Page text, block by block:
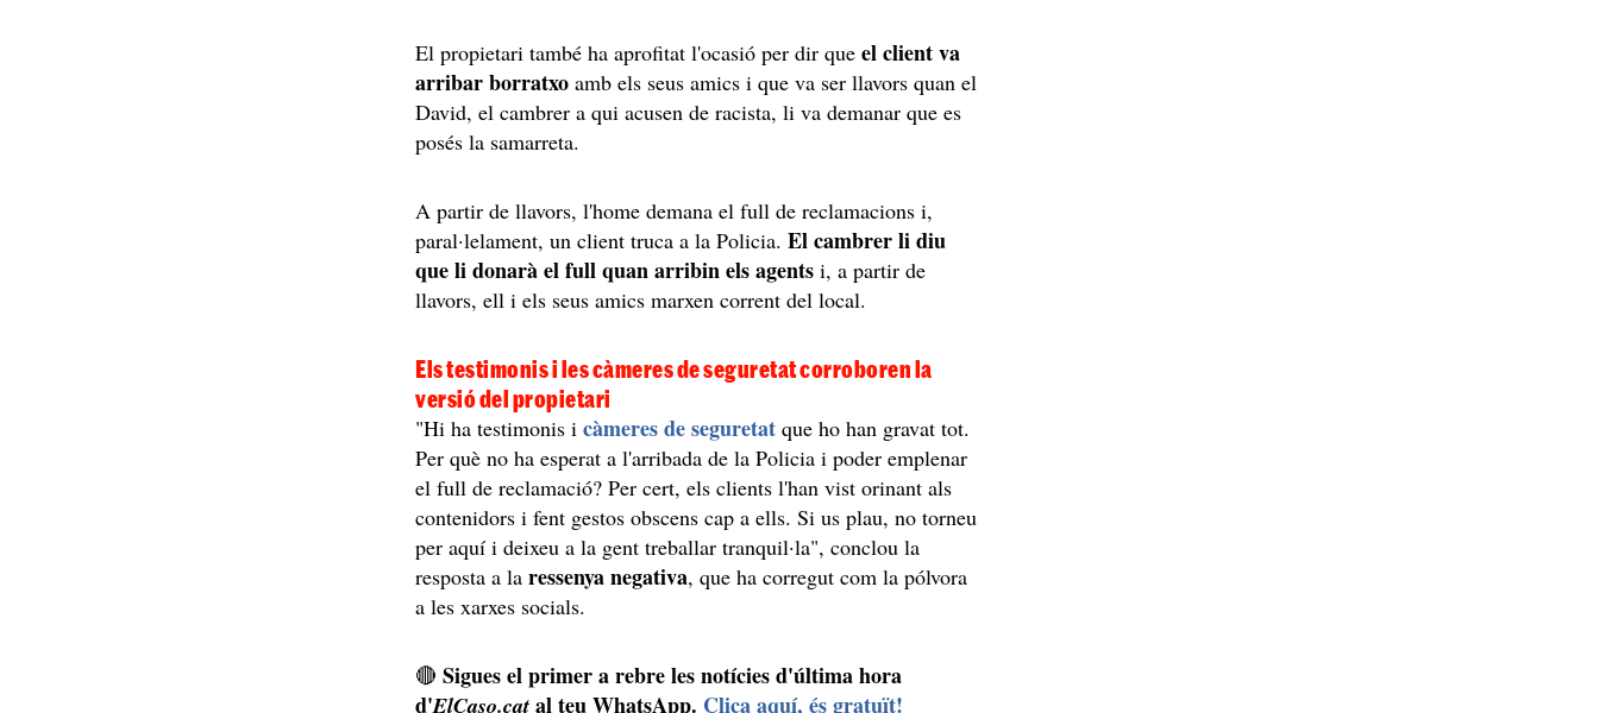
El propietari també ha aprofitat l'ocasió per dir queel client va
arribar borratxo amb els seus amics i que va ser llavors quan el
David, el cambrer a qui acusen de racista, li va demanar que es
posés la samarreta.
A partir de llavors, l'home demana el full de reclamacions i,
paral·lelament, un client truca a la Policia. El cambrer li diu
que li donarà el full quan arribin els agents i, a partir de
llavors, ell i els seus amics marxen corrent del local.
Els testimonis i les càmeres de seguretat corroboren la
versió del propietari
"Hi ha testimonis i càmeres de seguretat que ho han gravat tot.
Per què no ha esperat a l'arribada de la Policia i poder emplenar
el full de reclamació? Per cert, els clients l'han vist orinant als
contenidors i fent gestos obscens cap a ells. Si us plau, no torneu
per aquí i deixeu a la gent treballar tranquil·la", conclou la
resposta a la ressenya negativa, que ha corregut com la pólvora
a les xarxes socials.
🔴Sigues el primer a rebre les notícies d'última hora
d'ElCaso.cat al teu WhatsApp. Clica aquí, és gratuït!